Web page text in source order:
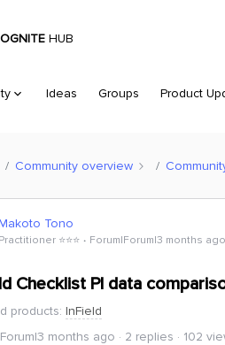
HUB
Ideas Groups Product
Community overview
Tono
Practitioner ⭐️⭐️⭐️ Forum|Forum|3 months ago
Checklist PI data
products: InField
months ago
2 replies
102